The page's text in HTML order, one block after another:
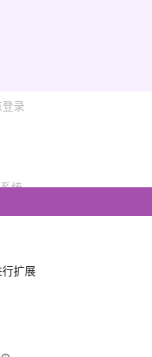
录
统
扩展